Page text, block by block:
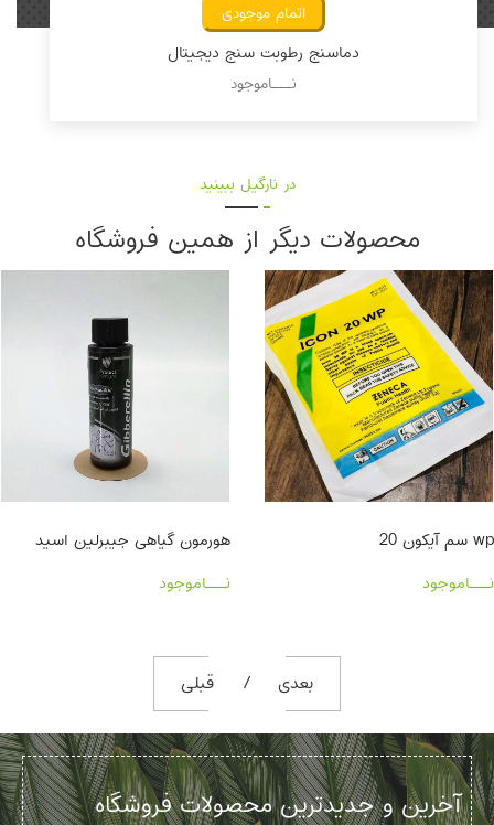
اتمام موجودی
دماسنج رطوبت سنج دیجیتال
نـــاموجود
در نارگیل ببینید
محصولات دیگر از همین فروشگاه
هورمون گیاهی جیبرلین اسید
نـــاموجود
سم آیکون 20 wp
نـــاموجود
قبلی بعدی
آخرین و جدیدترین محصولات فروشگاه